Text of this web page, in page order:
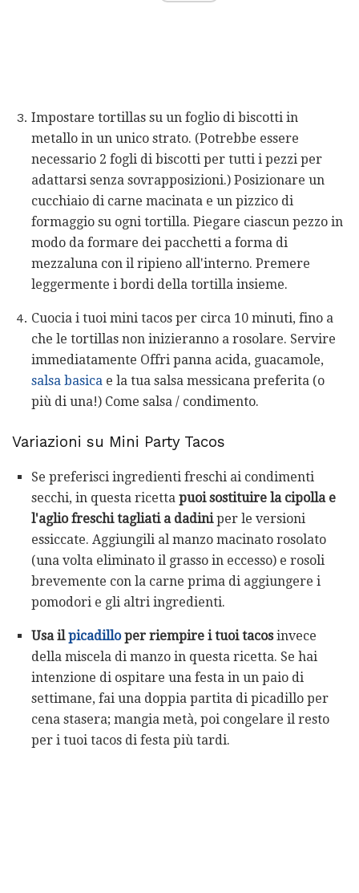
Impostare tortillas su un foglio di biscotti in
metallo in un unico strato. (Potrebbe essere
necessario 2 fogli di biscotti per tutti i pezzi per
adattarsi senza sovrapposizioni.) Posizionare un
cucchiaio di carne macinata e un pizzico di
formaggio su ogni tortilla. Piegare ciascun pezzo in
modo da formare dei pacchetti a forma di
mezzaluna con il ripieno all'interno. Premere
leggermente i bordi della tortilla insieme.
Cuocia i tuoi mini tacos per circa 10 minuti, fino a
che le tortillas non inizieranno a rosolare. Servire
immediatamente Offri panna acida, guacamole,
salsa basica e la tua salsa messicana preferita (o
più di una!) Come salsa / condimento.
Variazioni su Mini Party Tacos
Se preferisci ingredienti freschi ai condimenti
secchi, in questa ricetta puoi sostituire la cipolla e
l'aglio freschi tagliati a dadiniper le versioni
essiccate. Aggiungili al manzo macinato rosolato
(una volta eliminato il grasso in eccesso) e rosoli
brevemente con la carne prima di aggiungere i
pomodori e gli altri ingredienti.
Usa ilpicadilloper riempire i tuoi tacosinvece
della miscela di manzo in questa ricetta. Se hai
intenzione di ospitare una festa in un paio di
settimane, fai una doppia partita di picadillo per
cena stasera; mangia metà, poi congelare il resto
per i tuoi tacos di festa più tardi.